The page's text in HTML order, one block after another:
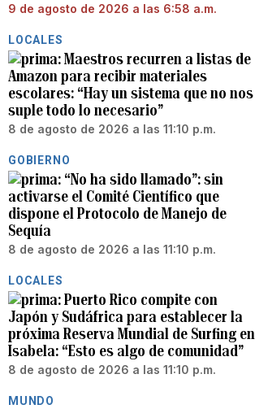
9 de agosto de 2026 a las 6:58 a.m.
LOCALES
Maestros recurren a listas de
Amazon para recibir materiales
escolares: “Hay un sistema que no nos
suple todo lo necesario”
8 de agosto de 2026 a las 11:10 p.m.
GOBIERNO
“No ha sido llamado”: sin
activarse el Comité Científico que
dispone el Protocolo de Manejo de
Sequía
8 de agosto de 2026 a las 11:10 p.m.
LOCALES
Puerto Rico compite con
Japón y Sudáfrica para establecer la
próxima Reserva Mundial de Surfing en
Isabela: “Esto es algo de comunidad”
8 de agosto de 2026 a las 11:10 p.m.
MUNDO